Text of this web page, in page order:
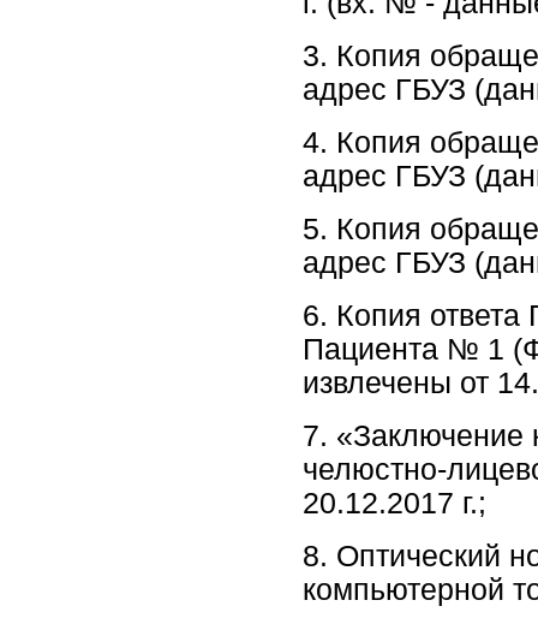
3. Копия
адрес ГБУЗ
4. Копия
адрес ГБУЗ
5. Копия
адрес ГБУЗ
6. Копия
Пациента № 1
извлечены от
7. «Заключение
челюстно-
20.12.2017 г.;
8. Оптический
компьютерной